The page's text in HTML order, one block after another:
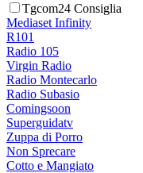
Tgcom24 Consiglia
Mediaset Infinity
R101
Radio 105
Virgin Radio
Radio Montecarlo
Radio Subasio
Comingsoon
Superguidatv
Zuppa di Porro
Non Sprecare
Cotto e Mangiato